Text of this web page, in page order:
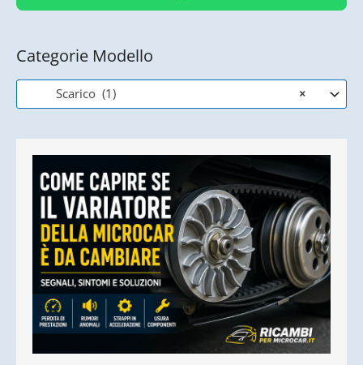
Categorie Modello
×
Scarico (1)